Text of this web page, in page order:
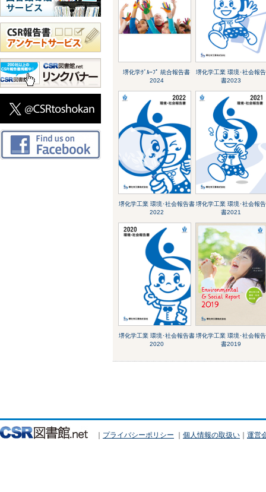
堺化学ｸﾞﾙｰﾌﾟ 統合報告書
2024
堺化学工業 環境･社会報告
書2023
堺化学工業 環境･社会報告書
2022
堺化学工業 環境･社会報告
書2021
堺化学工業 環境･社会報告書
2020
堺化学工業 環境･社会報告
書2019
｜ プライバシーポリシー ｜ 個人情報の取扱い ｜ 運営